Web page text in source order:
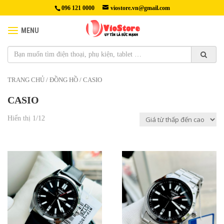
096 121 0000 viostore.vn@gmail.com
MENU
TRANG CHỦ / ĐỒNG HỒ / CASIO
CASIO
Hiển thị 1/12
920,000₫
Thương hiệu: Casio
Mã sản phẩm: MTP-VD02L-1E
Xuất xứ: Nhật Bản
Loại máy: Pin (quartz)
990,000₫
Thương hiệu: Casio
Mã sản phẩm: MTP-VD02D-1E
Xuất xứ: Nhật Bản
Loại máy: Pin (quartz)